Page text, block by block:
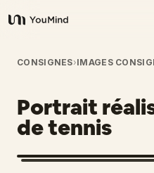
YouMind
Aperçu
Cas d'usage
Compétences
CONSIGNES›IMAGES
Portrait
de tennis